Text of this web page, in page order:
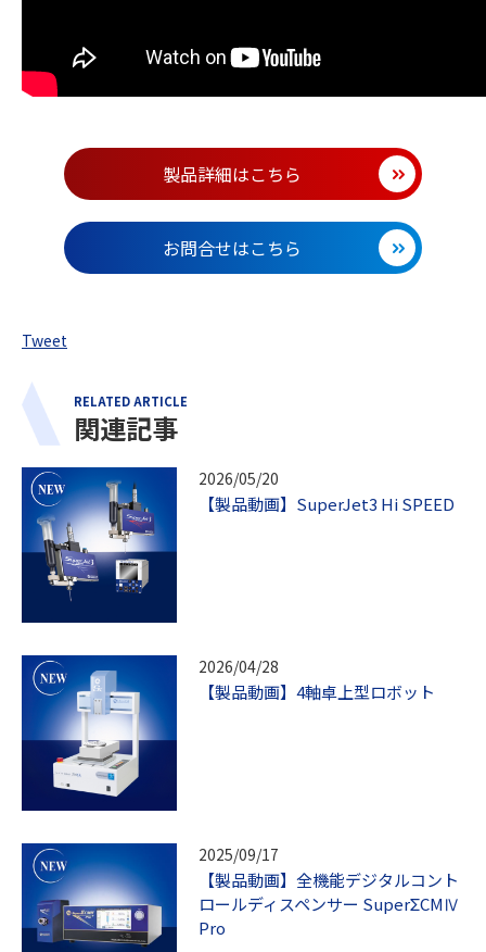
製品詳細はこちら
お問合せはこちら
Tweet
RELATED ARTICLE
関連記事
2026/05/20
【製品動画】SuperJet3 Hi SPEED
2026/04/28
【製品動画】4軸卓上型ロボット
2025/09/17
【製品動画】全機能デジタルコント
ロールディスペンサー SuperΣCMⅣ
Pro